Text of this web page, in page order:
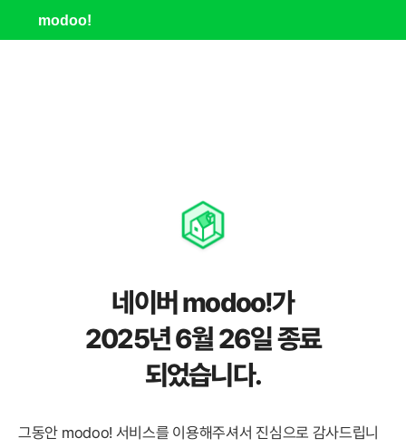
modoo!
네이버 modoo!가
2025년 6월 26일 종료
되었습니다.
그동안 modoo! 서비스를 이용해주셔서 진심으로 감사드립니